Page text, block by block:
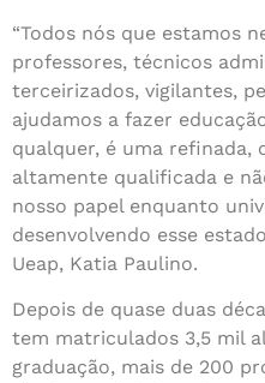
“Todos nós que estamos
professores, técnicos
terceirizados, vigilantes,
ajudamos a fazer
qualquer, é uma refinada,
altamente qualificada e
nosso papel enquanto
desenvolvendo esse
Ueap, Katia Paulino.
Depois de quase duas
tem matriculados 3,5 mil
graduação, mais de 200